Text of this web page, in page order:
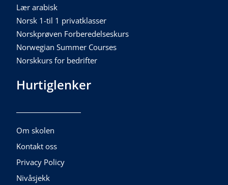
Lær arabisk
Norsk 1-til 1 privatklasser
Norskprøven Forberedelseskurs
Norwegian Summer Courses
Norskkurs for bedrifter
Hurtiglenker
Om skolen
Kontakt oss
Privacy Policy
Nivåsjekk